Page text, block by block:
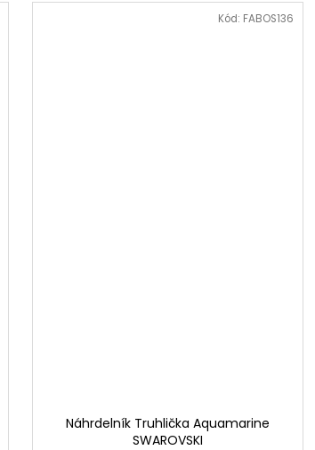
Náhrdelník Truhlička Aquamarine
SWAROVSKI
Kód: FABOS136